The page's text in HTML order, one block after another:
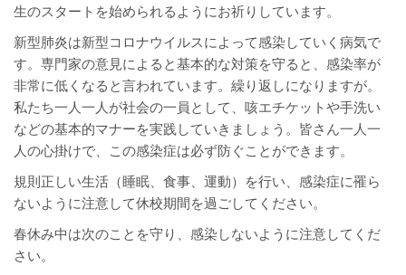
生のスタートを始められるようにお祈りしています。
新型肺炎は新型コロナウイルスによって感染していく病気で
す。専門家の意見によると基本的な対策を守ると、感染率が
非常に低くなると言われています。繰り返しになりますが。
私たち一人一人が社会の一員として、咳エチケットや手洗い
などの基本的マナーを実践していきましょう。皆さん一人一
人の心掛けで、この感染症は必ず防ぐことができます。
規則正しい生活（睡眠、食事、運動）を行い、感染症に罹ら
ないように注意して休校期間を過ごしてください。
春休み中は次のことを守り、感染しないように注意してくだ
さい。